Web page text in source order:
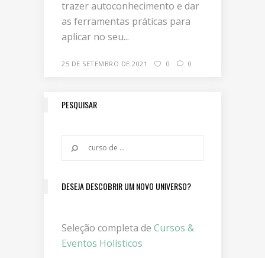
trazer autoconhecimento e dar
as ferramentas práticas para
aplicar no seu...
25 DE SETEMBRO DE 2021 0 0
PESQUISAR
DESEJA DESCOBRIR UM NOVO UNIVERSO?
Seleção completa de Cursos &
Eventos Holísticos